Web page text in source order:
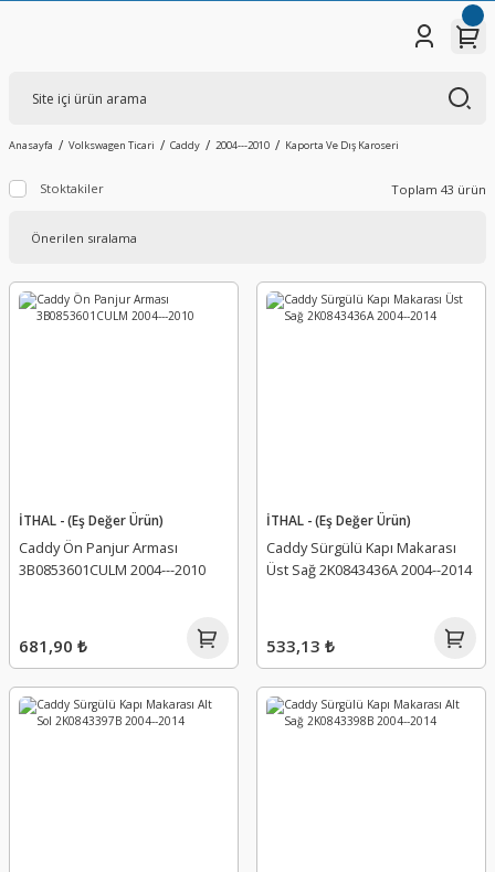
Anasayfa Volkswagen Ticari Caddy 2004---2010 Kaporta Ve Dış Karoseri
Stoktakiler Toplam 43 ürün
İTHAL - (Eş Değer Ürün)
Caddy Ön Panjur Arması
3B0853601CULM 2004---2010
681,90 ₺
İTHAL - (Eş Değer Ürün)
Caddy Sürgülü Kapı Makarası
Üst Sağ 2K0843436A 2004--2014
533,13 ₺